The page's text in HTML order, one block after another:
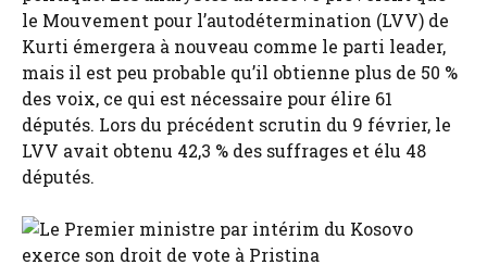
le Mouvement pour l’autodétermination (LVV) de
Kurti émergera à nouveau comme le parti leader,
mais il est peu probable qu’il obtienne plus de 50 %
des voix, ce qui est nécessaire pour élire 61
députés. Lors du précédent scrutin du 9 février, le
LVV avait obtenu 42,3 % des suffrages et élu 48
députés.